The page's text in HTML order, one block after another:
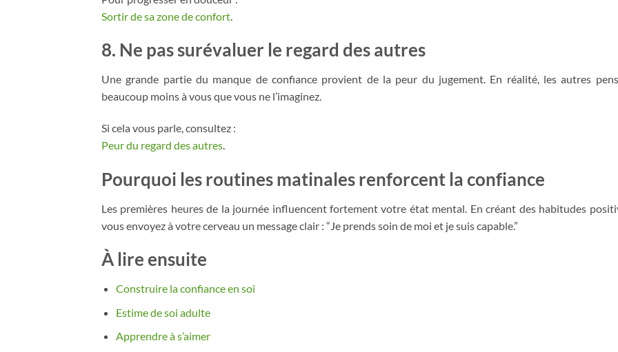
Sortir de sa zone de confort
8. Ne pas surévaluer le regard des autres
Une grande partie du manque de confiance provient de la peur du jugement. En réalité, les autres
beaucoup moins à vous que vous ne l’imaginez.
Si cela vous parle, consultez :
Peur du regard des autres.
Pourquoi les routines matinales renforcent la confiance
Les premières heures de la journée influencent fortement votre état mental. En créant des habitudes
vous envoyez à votre cerveau un message clair : “Je prends soin de moi et je suis capable.”
À lire ensuite
Construire la confiance en soi
Estime de soi adulte
Apprendre à s’aimer